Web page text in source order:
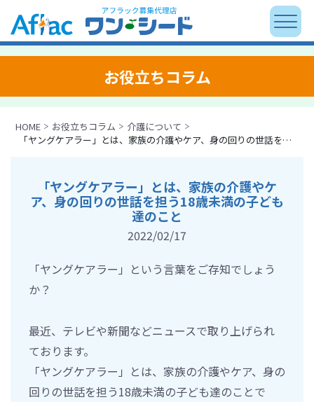
お役立ちコラム
HOME お役立ちコラム
介護について
「ヤングケアラー」とは、家族の介護やケア、身の回りの世話を担う18歳未満の子ども達のこと
「ヤングケアラー」とは、家族の介護やケ
ア、身の回りの世話を担う18歳未満の子ども
達のこと
2022/02/17
「ヤングケアラー」という言葉をご存知でしょう
か？
最近、テレビや新聞などニュースで取り上げられ
ております。
「ヤングケアラー」とは、家族の介護やケア、身の
回りの世話を担う18歳未満の子ども達のことで